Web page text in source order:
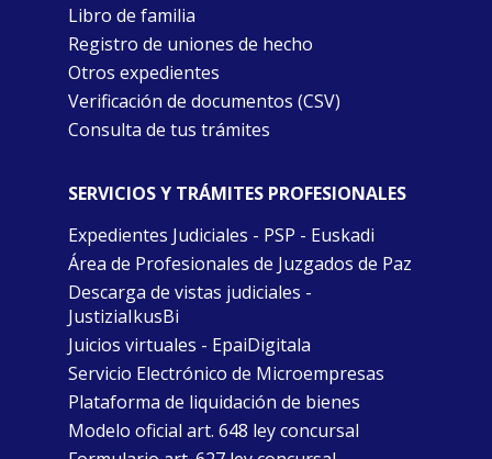
Libro de familia
Registro de uniones de hecho
Otros expedientes
Verificación de documentos (CSV)
Consulta de tus trámites
SERVICIOS Y TRÁMITES PROFESIONALES
Expedientes Judiciales - PSP - Euskadi
Área de Profesionales de Juzgados de Paz
Descarga de vistas judiciales -
JustiziaIkusBi
Juicios virtuales - EpaiDigitala
Servicio Electrónico de Microempresas
Plataforma de liquidación de bienes
Modelo oficial art. 648 ley concursal